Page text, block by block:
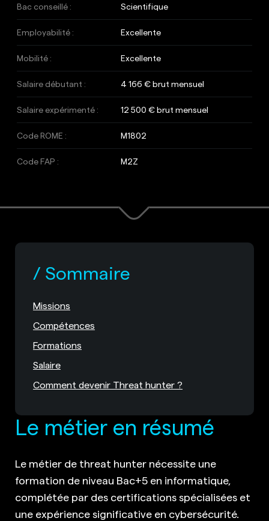
Bac conseillé : Scientifique
Employabilité : Excellente
Mobilité : Excellente
Salaire débutant : 4 166 € brut mensuel
Salaire expérimenté : 12 500 € brut mensuel
Code ROME : M1802
Code FAP : M2Z
Le métier en résumé
Le métier de threat hunter nécessite une
formation de niveau Bac+5 en informatique,
complétée par des certifications spécialisées et
une expérience significative en cybersécurité.
Sommaire
Missions
Compétences
Formations
Salaire
Comment devenir Threat hunter ?